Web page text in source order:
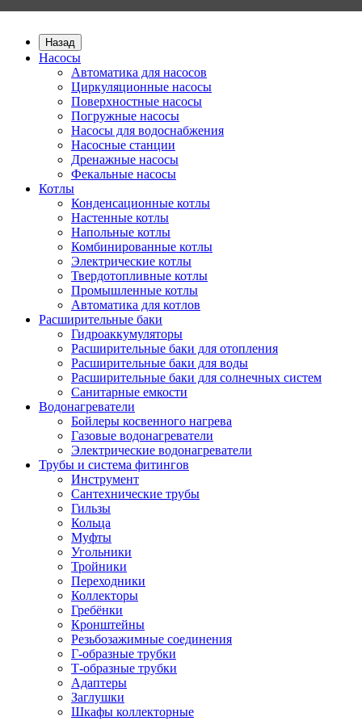
Назад
Насосы
Автоматика для насосов
Циркуляционные насосы
Поверхностные насосы
Погружные насосы
Насосы для водоснабжения
Насосные станции
Дренажные насосы
Фекальные насосы
Котлы
Конденсационные котлы
Настенные котлы
Напольные котлы
Комбинированные котлы
Электрические котлы
Твердотопливные котлы
Промышленные котлы
Автоматика для котлов
Расширительные баки
Гидроаккумуляторы
Расширительные баки для отопления
Расширительные баки для воды
Расширительные баки для солнечных систем
Санитарные емкости
Водонагреватели
Бойлеры косвенного нагрева
Газовые водонагреватели
Электрические водонагреватели
Трубы и система фитингов
Инструмент
Сантехнические трубы
Гильзы
Кольца
Муфты
Угольники
Тройники
Переходники
Коллекторы
Гребёнки
Кронштейны
Резьбозажимные соединения
Г-образные трубки
Т-образные трубки
Адаптеры
Заглушки
Шкафы коллекторные